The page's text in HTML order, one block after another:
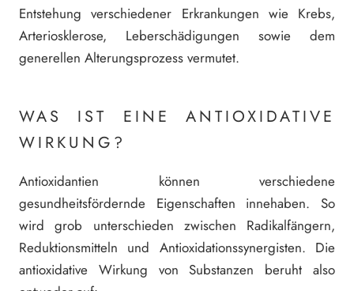
Entstehung verschiedener Erkrankungen wie Krebs,
Arteriosklerose, Leberschädigungen sowie dem
generellen Alterungsprozess vermutet.
WAS IST EINE ANTIOXIDATIVE
WIRKUNG?
Antioxidantien können verschiedene
gesundheitsfördernde Eigenschaften innehaben. So
wird grob unterschieden zwischen Radikalfängern,
Reduktionsmitteln und Antioxidationssynergisten. Die
antioxidative Wirkung von Substanzen beruht also